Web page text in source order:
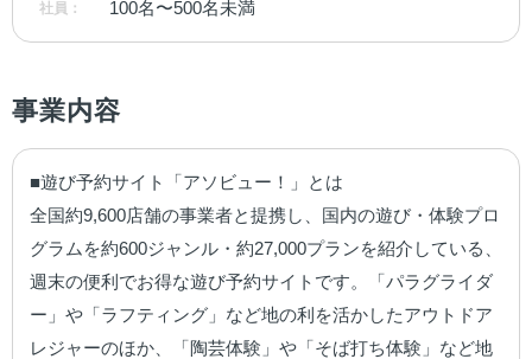
社員： 100名〜500名未満
事業内容
■遊び予約サイト「アソビュー！」とは
全国約9,600店舗の事業者と提携し、国内の遊び・体験プロ
グラムを約600ジャンル・約27,000プランを紹介している、
週末の便利でお得な遊び予約サイトです。「パラグライダ
ー」や「ラフティング」など地の利を活かしたアウトドア
レジャーのほか、「陶芸体験」や「そば打ち体験」など地